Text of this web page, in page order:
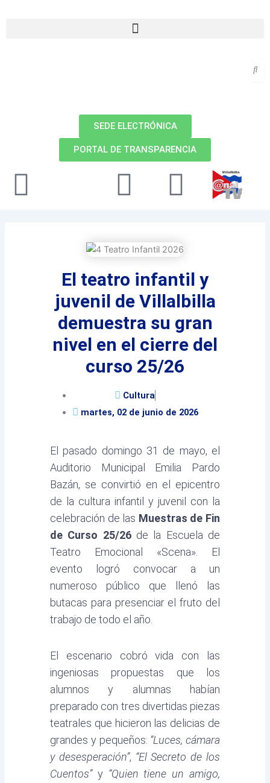
Menu
SEDE ELECTRÓNICA
PORTAL DE TRANSPARENCIA
FacebookYoutube
El teatro infantil y
juvenil de Villalbilla
demuestra su gran
nivel en el cierre del
curso 25/26
Cultura
martes, 02 de junio de 2026
El pasado domingo 31 de mayo, el
Auditorio Municipal Emilia Pardo
Bazán, se convirtió en el epicentro
de la cultura infantil y juvenil con la
celebración de las Muestras de Fin
de Curso 25/26de la Escuela de
Teatro Emocional «Scena». El
evento logró convocar a un
numeroso público que llenó las
butacas para presenciar el fruto del
trabajo de todo el año.
El escenario cobró vida con las
ingeniosas propuestas que los
alumnos y alumnas habían
preparado con tres divertidas piezas
teatrales que hicieron las delicias de
grandes y pequeños: “Luces, cámara
y desesperación”, “El Secreto de los
Cuentos”y “Quien tiene un amigo,